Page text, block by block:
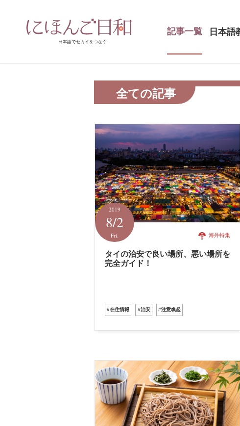
記事一覧 日本語
全ての記事
2019
8/2
Fri. 海外特集
タイの治安で良い場所、悪い場所を
完全ガイド！
#在住情報 #治安 #注意喚起